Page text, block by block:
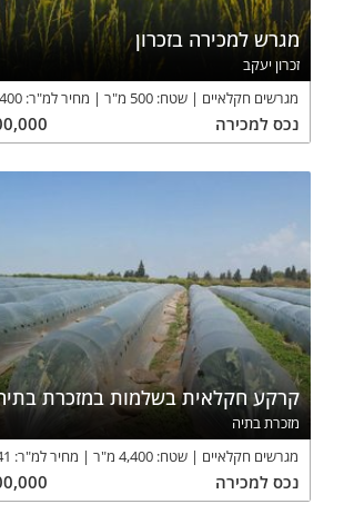
מגרש למכירה בזכרון
זכרון יעקב
מגרשים חקלאיים
שטח: 500 מ"ר מחיר למ"ר:
נכס למכירה
קרקע חקלאית בשלמות במזכרת
מזכרת בתיה
מגרשים חקלאיים
שטח: 4,400 מ"ר מחיר למ"ר:
נכס למכירה